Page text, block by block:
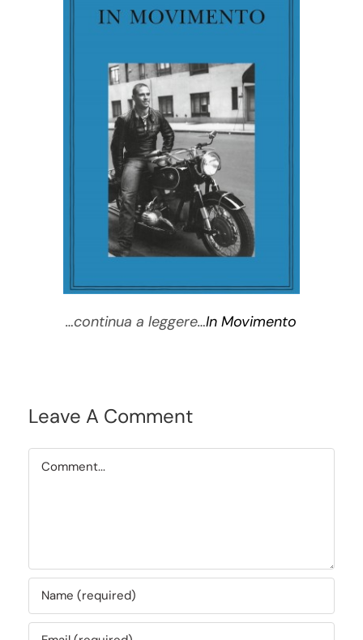
…continua a leggere…In Movimento
Leave A Comment
Comment